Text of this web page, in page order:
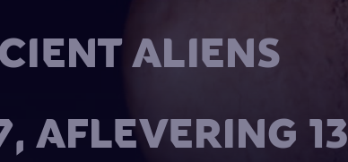
ALIENS
AFLEVERING 13